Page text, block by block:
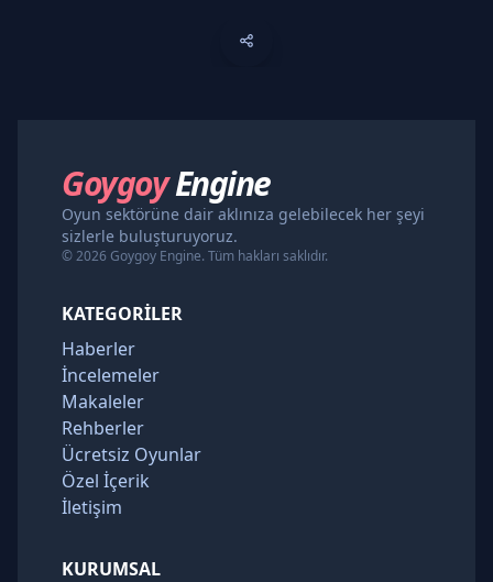
GoygoyEngine
Oyun sektörüne dair aklınıza gelebilecek her şeyi
sizlerle buluşturuyoruz.
© 2026 Goygoy Engine. Tüm hakları saklıdır.
KATEGORILER
Haberler
İncelemeler
Makaleler
Rehberler
Ücretsiz Oyunlar
Özel İçerik
İletişim
KURUMSAL